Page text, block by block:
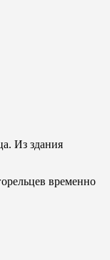
Из здания
временно